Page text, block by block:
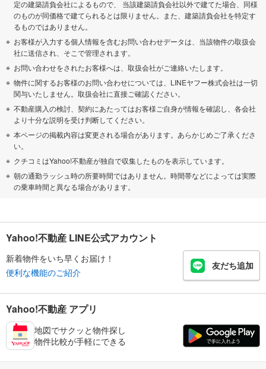
定の建築請負会社によるもので、 当該建築請負会社以外で建てた場合、同様
のものが同価格で建てられるとは限りません。また、建築請負会社を特定す
るものではありません。
お客様が入力する個人情報を含むお問い合わせデータは、当該物件の取扱会
社に送信され、そこで管理されます。
お問い合わせをされたお客様へは、取扱会社がご連絡いたします。
物件に関するお客様のお問い合わせについては、LINEヤフー株式会社は一切
関与いたしません。取扱会社に直接ご確認ください。
不動産購入の検討、契約にあたってはお客様ご自身が情報を確認し、各会社
より十分な説明を受け判断してください。
本ページの掲載内容は変更される場合があります。あらかじめご了承くださ
い。
クチコミはYahoo!不動産が独自で収集したものを表示しています。
朝の通勤ラッシュ時の所要時間ではありません。時間帯などによっては実際
の乗車時間と異なる場合があります。
Yahoo!不動産 LINE公式アカウント
新着物件をいち早くお届け！
便利な機能のご紹介
友だち追加
Yahoo!不動産 アプリ
地図でサクッと物件探し
物件比較が手軽にできる